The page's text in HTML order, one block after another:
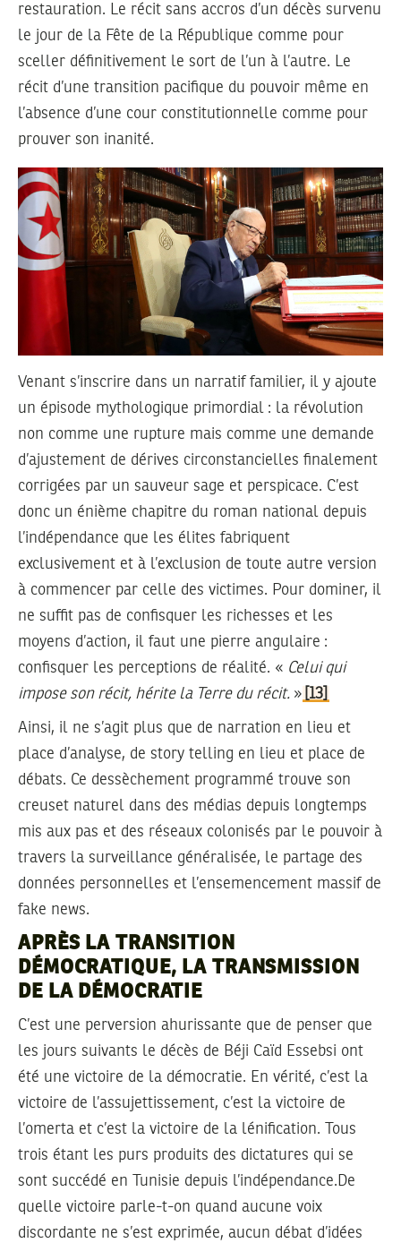
restauration. Le récit sans accros d’un décès survenu
le jour de la Fête de la République comme pour
sceller définitivement le sort de l’un à l’autre. Le
récit d’une transition pacifique du pouvoir même en
l’absence d’une cour constitutionnelle comme pour
prouver son inanité.
Venant s’inscrire dans un narratif familier, il y ajoute
un épisode mythologique primordial : la révolution
non comme une rupture mais comme une demande
d’ajustement de dérives circonstancielles finalement
corrigées par un sauveur sage et perspicace. C’est
donc un énième chapitre du roman national depuis
l’indépendance que les élites fabriquent
exclusivement et à l’exclusion de toute autre version
à commencer par celle des victimes. Pour dominer, il
ne suffit pas de confisquer les richesses et les
moyens d’action, il faut une pierre angulaire :
confisquer les perceptions de réalité. « Celui qui
impose son récit, hérite la Terre du récit. » [13]
Ainsi, il ne s’agit plus que de narration en lieu et
place d’analyse, de story telling en lieu et place de
débats. Ce dessèchement programmé trouve son
creuset naturel dans des médias depuis longtemps
mis aux pas et des réseaux colonisés par le pouvoir à
travers la surveillance généralisée, le partage des
données personnelles et l’ensemencement massif de
fake news.
APRÈS LA TRANSITION
DÉMOCRATIQUE, LA TRANSMISSION
DE LA DÉMOCRATIE
C’est une perversion ahurissante que de penser que
les jours suivants le décès de Béji Caïd Essebsi ont
été une victoire de la démocratie. En vérité, c’est la
victoire de l’assujettissement, c’est la victoire de
l’omerta et c’est la victoire de la lénification. Tous
trois étant les purs produits des dictatures qui se
sont succédé en Tunisie depuis l’indépendance.De
quelle victoire parle-t-on quand aucune voix
discordante ne s’est exprimée, aucun débat d’idées